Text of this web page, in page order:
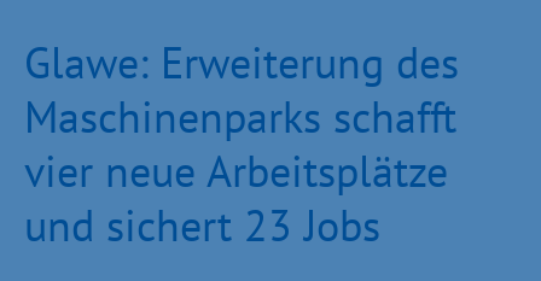
Glawe: Erweiterung des
Maschinenparks schafft
vier neue Arbeitsplätze
und sichert 23 Jobs